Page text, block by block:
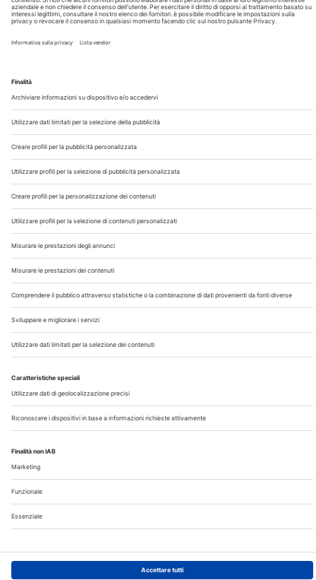
Chi Siamo
Contatti
Note Legali
Privacy
©2026 Edra S.p.a | www.edraspa.it | P.iva 08056040960
| Tel. 02/881841 | Sede legale: Viale Enrico Forlanini 21 -
Registrazione Tribunale di Milano n° 5578/2022 del
5/05/2022